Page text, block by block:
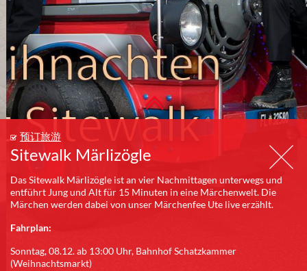
预订旅游
Sitewalk Märlizögle
Das Sitewalk Märlizögle ist an vier Nachmittagen unterwegs und
entführt Jung und Alt für 15 Minuten in eine Märchenwelt. Die
Märchen werden dabei von unser Märchenfee Ute live erzählt.
Fahrplan:
Sonntag, 08.12. ab 13:00 Uhr, Bahnhof Schatzkammer
(Weihnachtsmarkt)